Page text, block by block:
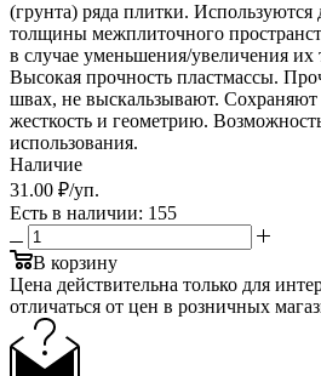
(грунта) ряда плитки. Используются
толщины межплиточного
в случае уменьшения/увеличения
Высокая прочность пластмассы.
швах, не выскальзывают.
жесткость и геометрию.
использования.
Наличие
31 .00 ₽/уп.
Есть в наличии: 155
В корзину
Цена действительна только для
отличаться от цен в розничных